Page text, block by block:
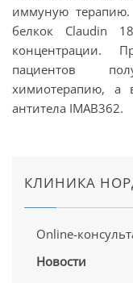
иммуную
белкок Claudin
концентрации.
пациентов
химиотерапию, а
антитела IMAB362.
КЛИНИКА
Online-
Новости